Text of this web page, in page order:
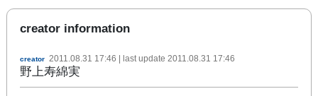
creator information
creator 2011.08.31 17:46 | last update 2011.08.31 17:46
野上寿綿実